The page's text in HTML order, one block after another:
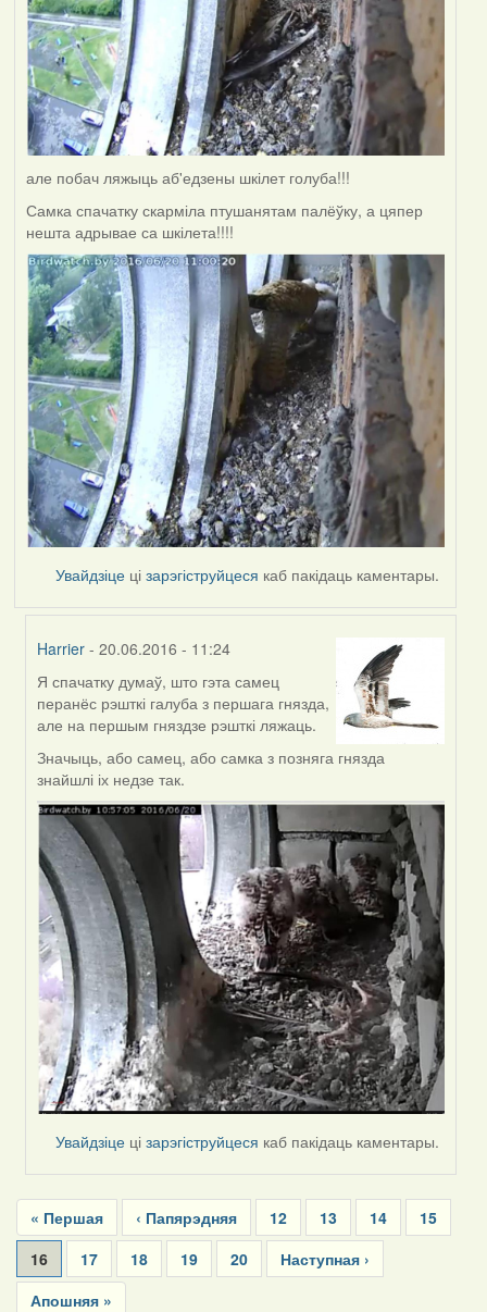
але побач ляжыць аб'едзены шкілет голуба!!!
Самка спачатку скарміла птушанятам палёўку, а цяпер
нешта адрывае са шкілета!!!!
Увайдзіце цізарэгіструйцеся каб пакідаць каментары.
Harrier - 20.06.2016 - 11:24
In
reply
to
by
Harrier
Я спачатку думаў, што гэта самец
перанёс рэшткі галуба з першага гнязда,
але на першым гняздзе рэшткі ляжаць.
Значыць, або самец, або самка з позняга гнязда
знайшлі іх недзе так.
Увайдзіце цізарэгіструйцеся каб пакідаць каментары.
Pagination
First
page
« Першая
Previous
page
‹ Папярэдняя Page
12 Page
13 Page
14 Page
15
Current
page
16 Page
17 Page
18 Page
19 Page
20
Next
page
Наступная ›
Last
Апошняя »